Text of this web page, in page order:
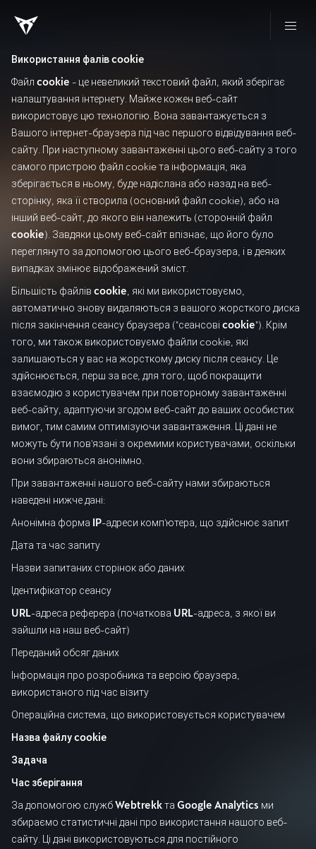
Використання фалів cookie
Файл cookie - це невеликий текстовий файл, який зберігає
налаштування інтернету. Майже кожен веб-сайт
використовує цю технологію. Вона завантажується з
Вашого інтернет-браузера під час першого відвідування веб-
сайту. При наступному завантаженні цього веб-сайту з того
самого пристрою файл cookie та інформація, яка
зберігається в ньому, буде надіслана або назад на веб-
сторінку, яка її створила (основний файл cookie), або на
інший веб-сайт, до якого він належить (сторонній файл
cookie). Завдяки цьому веб-сайт впізнає, що його було
переглянуто за допомогою цього веб-браузера, і в деяких
випадках змінює відображений зміст.
Більшість файлів cookie , які ми використовуємо,
автоматично знову видаляються з вашого жорсткого диска
після закінчення сеансу браузера ("сеансові cookie"). Крім
того, ми також використовуємо файли cookie, які
залишаються у вас на жорсткому диску після сеансу. Це
здійснюється, перш за все, для того, щоб покращити
взаємодію з користувачем при повторному завантаженні
веб-сайту, адаптуючи згодом веб-сайт до ваших особистих
вимог, тим самим оптимізуючи завантаження. Ці дані не
можуть бути пов'язані з окремими користувачами, оскільки
вони збираються анонімно.
При завантаженні нашого веб-сайту нами збираються
наведені нижче дані:
Анонімна форма IP-адреси комп'ютера, що здійснює запит
Дата та час запиту
Назви запитаних сторінок або даних
Ідентифікатор сеансу
URL-адреса реферера (початкова URL-адреса, з якої ви
зайшли на наш веб-сайт)
Переданий обсяг даних
Інформація про розробника та версію браузера,
використаного під час візиту
Операційна система, що використовується користувачем
Назва файлу cookie
Задача
Час зберігання
За допомогою службWebtrekkта Google Analytics ми
збираємо статистичні дані про використання нашого веб-
сайту. Ці дані використовуються для постійного